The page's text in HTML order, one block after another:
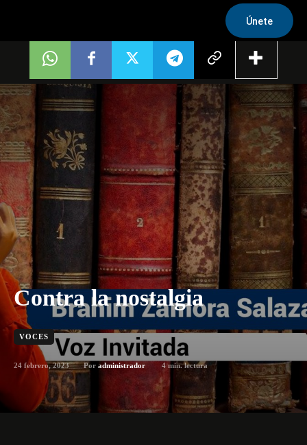
Únete
Contra la nostalgia
VOCES
24 febrero, 2023 Por administrador 4 min. lectura